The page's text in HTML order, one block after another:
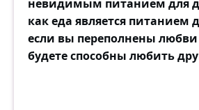
невидимым питанием для
как еда является питанием
если вы переполнены любви
будете способны любить